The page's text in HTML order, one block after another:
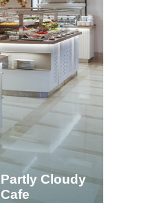
Partly Cloudy
Cafe